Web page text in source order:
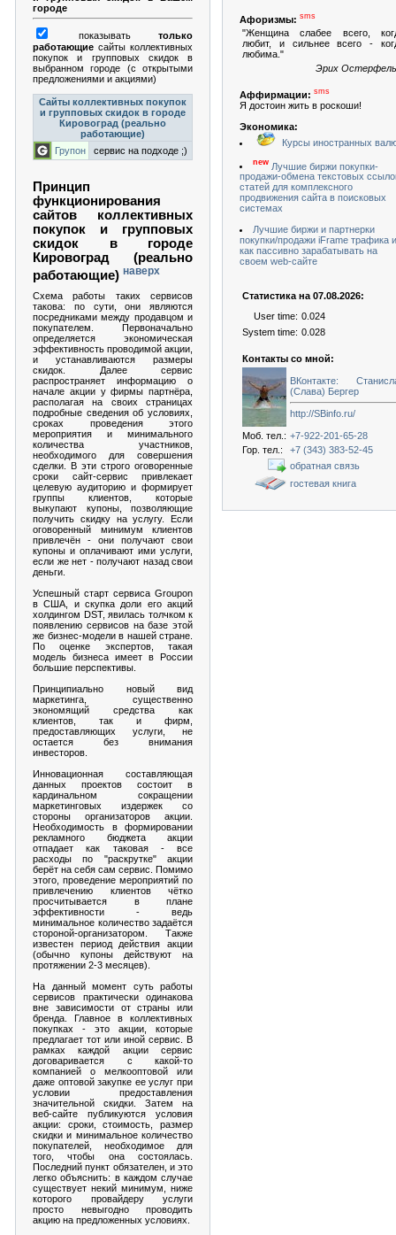
городе
показывать только
работающие сайты коллективных
покупок и групповых скидок в
выбранном городе (с открытыми
предложениями и акциями)
Сайты коллективных покупок
и групповых скидок в городе
Кировоград (реально
работающие)
Групон
сервис на подходе ;)
Принцип
функционирования
сайтов коллективных
покупок и групповых
скидок в городе
Кировоград (реально
работающие) наверх
Схема работы таких сервисов
такова: по сути, они являются
посредниками между продавцом и
покупателем. Первоначально
определяется экономическая
эффективность проводимой акции,
и устанавливаются размеры
скидок. Далее сервис
распространяет информацию о
начале акции у фирмы партнёра,
располагая на своих страницах
подробные сведения об условиях,
сроках проведения этого
мероприятия и минимального
количества участников,
необходимого для совершения
сделки. В эти строго оговоренные
сроки сайт-сервис привлекает
целевую аудиторию и формирует
группы клиентов, которые
выкупают купоны, позволяющие
получить скидку на услугу. Если
оговоренный минимум клиентов
привлечён - они получают свои
купоны и оплачивают ими услуги,
если же нет - получают назад свои
деньги.
Успешный старт сервиса Groupon
в США, и скупка доли его акций
холдингом DST, явилась толчком к
появлению сервисов на базе этой
же бизнес-модели в нашей стране.
По оценке экспертов, такая
модель бизнеса имеет в России
большие перспективы.
Принципиально новый вид
маркетинга, существенно
экономящий средства как
клиентов, так и фирм,
предоставляющих услуги, не
остается без внимания
инвесторов.
Инновационная составляющая
данных проектов состоит в
кардинальном сокращении
маркетинговых издержек со
стороны организаторов акции.
Необходимость в формировании
рекламного бюджета акции
отпадает как таковая - все
расходы по "раскрутке" акции
берёт на себя сам сервис. Помимо
этого, проведение мероприятий по
привлечению клиентов чётко
просчитывается в плане
эффективности - ведь
минимальное количество задаётся
стороной-организатором. Также
известен период действия акции
(обычно купоны действуют на
протяжении 2-3 месяцев).
На данный момент суть работы
сервисов практически одинакова
вне зависимости от страны или
бренда. Главное в коллективных
покупках - это акции, которые
предлагает тот или иной сервис. В
рамках каждой акции сервис
договаривается с какой-то
компанией о мелкооптовой или
даже оптовой закупке ее услуг при
условии предоставления
значительной скидки. Затем на
веб-сайте публикуются условия
акции: сроки, стоимость, размер
скидки и минимальное количество
покупателей, необходимое для
того, чтобы она состоялась.
Последний пункт обязателен, и это
легко объяснить: в каждом случае
существует некий минимум, ниже
которого провайдеру услуги
просто невыгодно проводить
акцию на предложенных условиях.
Афоризмы: sms
"Женщина слабее всего,
любит, и сильнее всего -
любима."
Эрих
Аффирмации: sms
Я достоин жить в роскоши!
Экономика:
Курсы иностранных
new Лучшие биржи покупки-
продажи-обмена текстовых
статей для комплексного
продвижения сайта в поисковых
системах
Лучшие биржи и партнерки
покупки/продажи iFrame трафика
как пассивно зарабатывать на
своем web-сайте
Статистика на 07.08.2026:
User time: 0.024
System time: 0.028
Контакты со мной:
ВКонтакте:
(Слава) Бергер
http://SBinfo.ru/
Моб. тел.: +7-922-201-65-28
Гор. тел.:
+7 (343) 383-52-45
обратная связь
гостевая книга